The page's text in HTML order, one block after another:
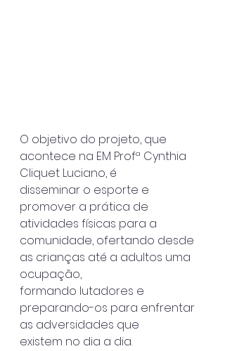
O objetivo do projeto, que
acontece na EM Profª Cynthia
Cliquet Luciano, é
disseminar o esporte e
promover a prática de
atividades físicas para a
comunidade, ofertando desde
as crianças até a adultos uma
ocupação,
formando lutadores e
preparando-os para enfrentar
as adversidades que
existem no dia a dia.